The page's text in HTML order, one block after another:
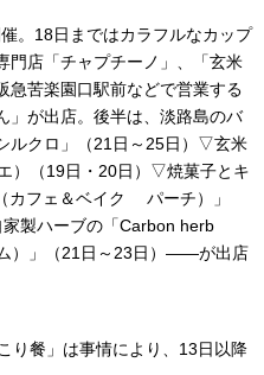
。18日まではカラフルなカップ
門店「チャプチーノ」、「玄米
急苦楽園口駅前などで営業する
」が出店。後半は、淡路島のバ
ルクロ」（21日～25日）▽玄米
）（19日・20日）▽焼菓子とキ
カフェ＆ベイク パーチ）」
製ハーブの「Carbon herb
」（21日～23日）――が出店
り餐」は事情により、13日以降